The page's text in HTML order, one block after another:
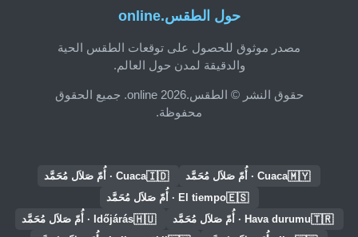
حول الطقس.online
مصدر موثوق للحصول على توقعات الطقس الحية
والدقيقة لمدن حول العالم.
حقوق النشر © الطقس.online 2026. جميع الحقوق
محفوظة.
🇲🇾Cuaca · أُمّ صَلاَل مُحَمَّد 🇮🇩Cuaca · أُمّ صَلاَل مُحَمَّد
🇪🇸El tiempo · أُمّ صَلاَل مُحَمَّد
🇹🇷Hava durumu · أُمّ صَلاَل مُحَمَّد 🇭🇺Időjárás · أُمّ صَلاَل مُحَمَّد